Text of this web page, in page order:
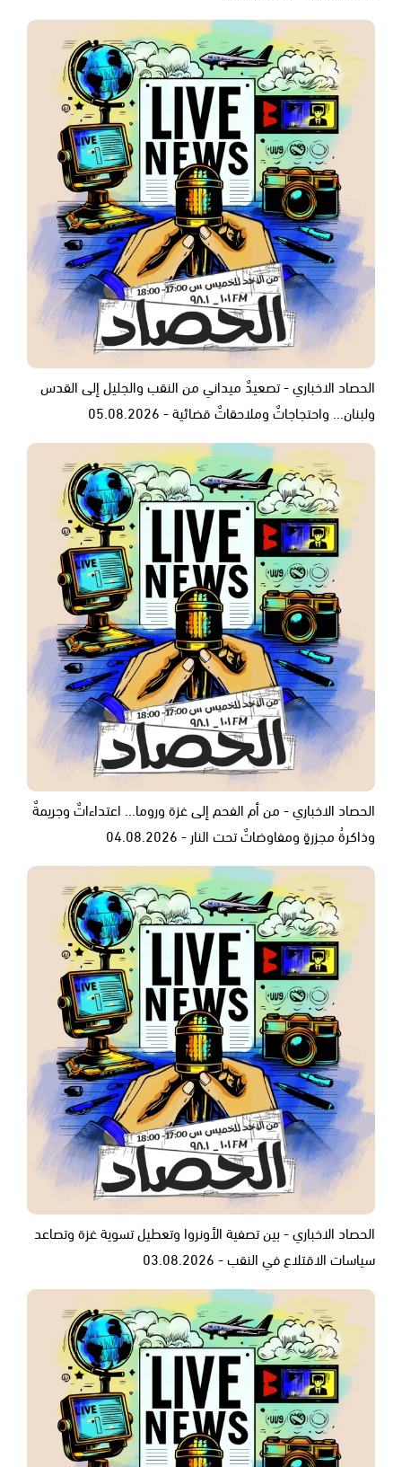
الحصاد الاخباري - تصعيدٌ ميداني من النقب والجليل إلى القدس
ولبنان... واحتجاجاتٌ وملاحقاتٌ قضائية - 05.08.2026
الحصاد الاخباري - من أم الفحم إلى غزة وروما... اعتداءاتٌ وجريمةٌ
وذاكرةُ مجزرةٍ ومفاوضاتٌ تحت النار - 04.08.2026
الحصاد الاخباري - بين تصفية الأونروا وتعطيل تسوية غزة وتصاعد
سياسات الاقتلاع في النقب - 03.08.2026